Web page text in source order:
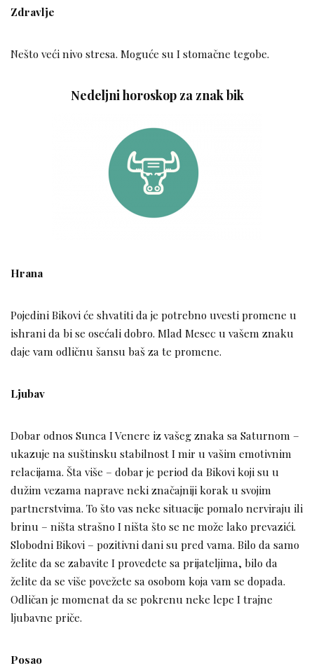
Zdravlje
Nešto veći nivo stresa. Moguće su I stomačne tegobe.
Nedeljni horoskop za znak bik
Hrana
Pojedini Bikovi će shvatiti da je potrebno uvesti promene u
ishrani da bi se osećali dobro. Mlad Mesec u vašem znaku
daje vam odličnu šansu baš za te promene.
Ljubav
Dobar odnos Sunca I Venere iz vašeg znaka sa Saturnom –
ukazuje na suštinsku stabilnost I mir u vašim emotivnim
relacijama. Šta više – dobar je period da Bikovi koji su u
dužim vezama naprave neki značajniji korak u svojim
partnerstvima. To što vas neke situacije pomalo nerviraju ili
brinu – ništa strašno I ništa što se ne može lako prevazići.
Slobodni Bikovi – pozitivni dani su pred vama. Bilo da samo
želite da se zabavite I provedete sa prijateljima, bilo da
želite da se više povežete sa osobom koja vam se dopada.
Odličan je momenat da se pokrenu neke lepe I trajne
ljubavne priče.
Posao